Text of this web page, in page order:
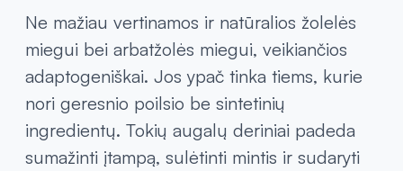
Ne mažiau vertinamos ir natūralios žolelės
miegui bei arbatžolės miegui, veikiančios
adaptogeniškai. Jos ypač tinka tiems, kurie
nori geresnio poilsio be sintetinių
ingredientų. Tokių augalų deriniai padeda
sumažinti įtampą, sulėtinti mintis ir sudaryti